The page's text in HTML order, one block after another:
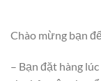
Chào mừng bạn
– Bạn đặt hàng